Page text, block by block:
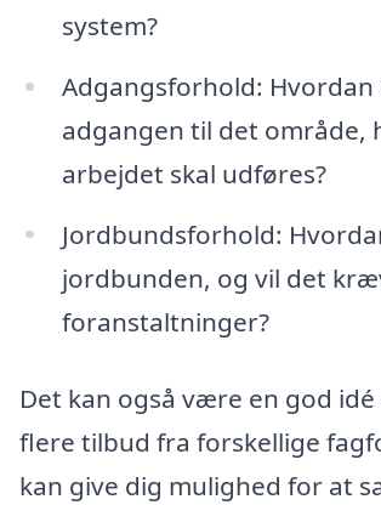
system?
Adgangsforhold: Hvordan
adgangen til det område,
arbejdet skal udføres?
Jordbundsforhold:
jordbunden, og vil det
foranstaltninger?
Det kan også være en god
flere tilbud fra forskellige
kan give dig mulighed for at